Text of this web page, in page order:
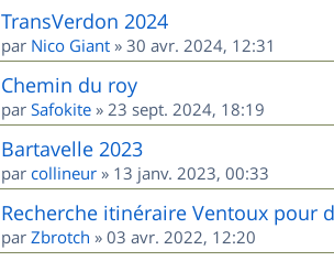
TransVerdon 2024
par Nico Giant » 30 avr. 2024, 12:31
Chemin du roy
par Safokite » 23 sept. 2024, 18:19
Bartavelle 2023
par collineur » 13 janv. 2023, 00:33
Recherche itinéraire Ventoux pour
par Zbrotch » 03 avr. 2022, 12:20